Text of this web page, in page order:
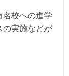
名校への進学
の実施などが